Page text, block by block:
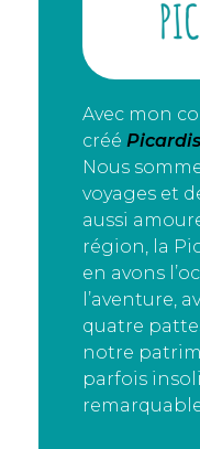
Avec mon
créé
Nous
voyages et
aussi
région, la
en avons
l’aventure,
quatre
notre
parfois